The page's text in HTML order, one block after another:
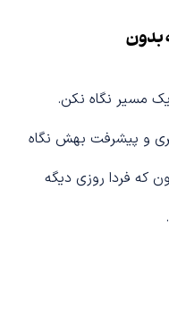
مسیر نگاه نکن.
و پیشرفت بهش نگاه
که فردا روزی دیگه